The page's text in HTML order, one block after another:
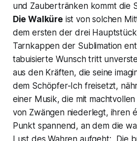
und Zaubertränken kommt die
Die Walküre ist von solchen
dem ersten der drei
Tarnkappen der Sublimation
tabuisierte Wunsch tritt
aus den Kräften, die seine
dem Schöpfer-Ich freisetzt,
einer Musik, die mit
von Zwängen niederlegt, ihren
Punkt spannend, an dem die
Lust des Wahren aufgeht: „Die